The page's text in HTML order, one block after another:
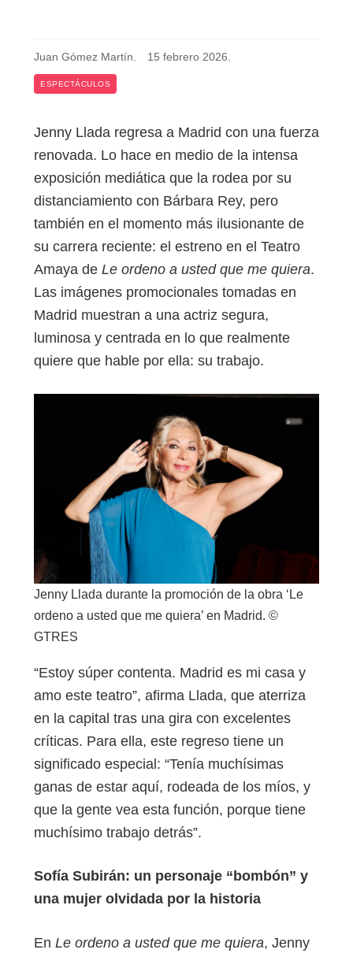
Juan Gómez Martín. 15 febrero 2026.
ESPECTÁCULOS
Jenny Llada regresa a Madrid con una fuerza
renovada. Lo hace en medio de la intensa
exposición mediática que la rodea por su
distanciamiento con Bárbara Rey, pero
también en el momento más ilusionante de
su carrera reciente: el estreno en el Teatro
Amaya de Le ordeno a usted que me quiera.
Las imágenes promocionales tomadas en
Madrid muestran a una actriz segura,
luminosa y centrada en lo que realmente
quiere que hable por ella: su trabajo.
Jenny Llada durante la promoción de la obra ‘Le
ordeno a usted que me quiera’ en Madrid. ©
GTRES
“Estoy súper contenta. Madrid es mi casa y
amo este teatro”, afirma Llada, que aterriza
en la capital tras una gira con excelentes
críticas. Para ella, este regreso tiene un
significado especial: “Tenía muchísimas
ganas de estar aquí, rodeada de los míos, y
que la gente vea esta función, porque tiene
muchísimo trabajo detrás”.
Sofía Subirán: un personaje “bombón” y
una mujer olvidada por la historia
En Le ordeno a usted que me quiera, Jenny